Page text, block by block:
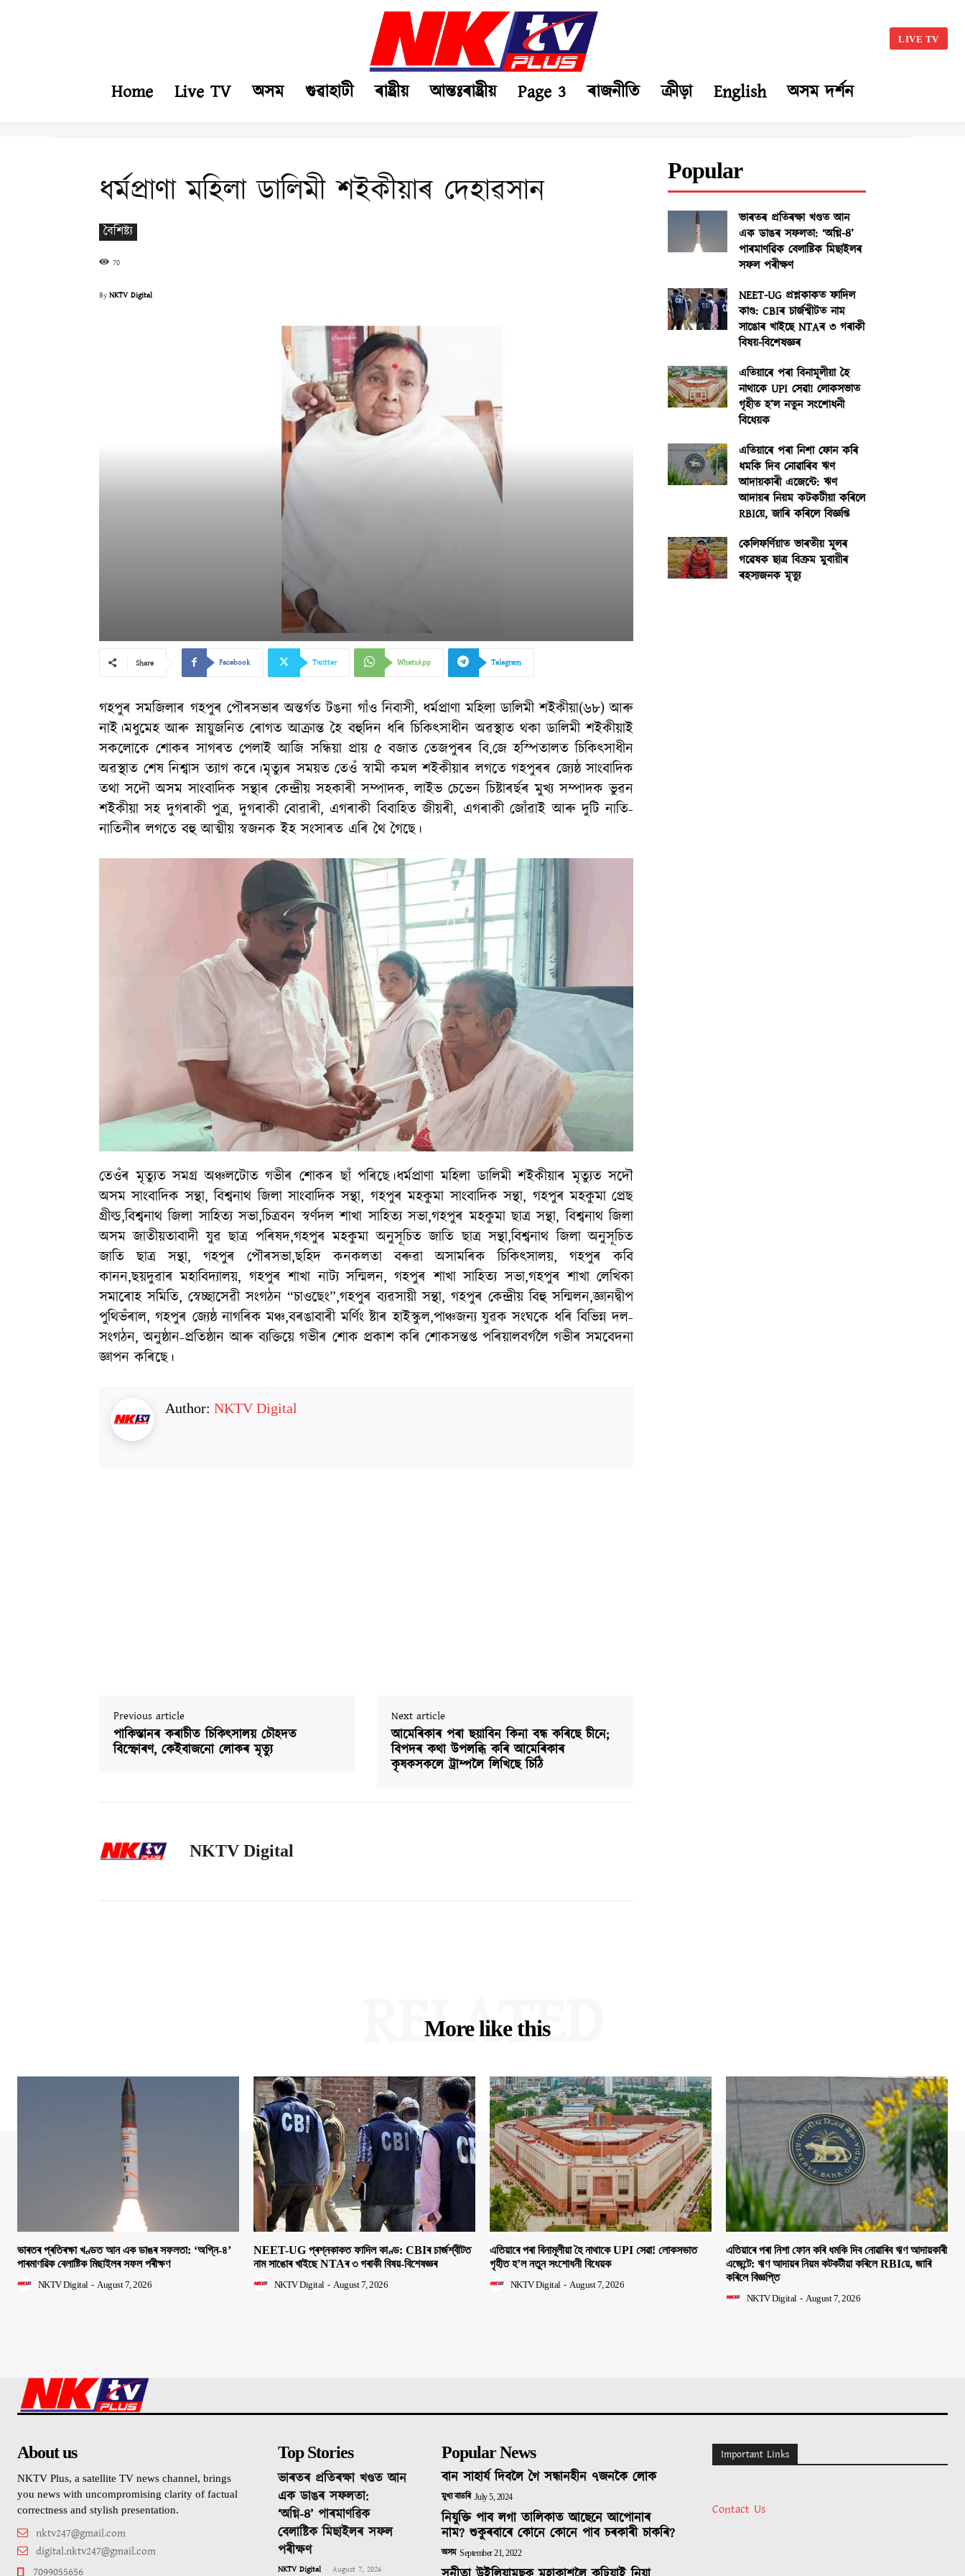
LIVE TV
Home Live TV অসম গুৱাহাটী ৰাষ্ট্ৰীয় আন্তঃৰাষ্ট্ৰীয় Page 3 ৰাজনীতি ক্ৰীড়া English অসম দৰ্শন
ধৰ্মপ্ৰাণা মহিলা ডালিমী শইকীয়াৰ দেহাৱসান
বৈশিষ্ট্য
70
ByNKTV Digital
Share Facebook Twitter WhatsApp Telegram
গহপুৰ সমজিলাৰ গহপুৰ পৌৰসভাৰ অন্তৰ্গত টঙনা গাঁও নিবাসী, ধৰ্মপ্ৰাণা মহিলা ডালিমী শইকীয়া(৬৮) আৰু
নাই।মধুমেহ আৰু স্নায়ুজনিত ৰোগত আক্ৰান্ত হৈ বহুদিন ধৰি চিকিৎসাধীন অৱস্থাত থকা ডালিমী শইকীয়াই
সকলোকে শোকৰ সাগৰত পেলাই আজি সন্ধিয়া প্ৰায় ৫ বজাত তেজপুৰৰ বি.জে হস্পিতালত চিকিৎসাধীন
অৱস্থাত শেষ নিশ্বাস ত্যাগ কৰে।মৃত্যুৰ সময়ত তেওঁ স্বামী কমল শইকীয়াৰ লগতে গহপুৰৰ জ্যেষ্ঠ সাংবাদিক
তথা সদৌ অসম সাংবাদিক সন্থাৰ কেন্দ্ৰীয় সহকাৰী সম্পাদক, লাইভ চেভেন চিষ্টাৰৰ্ছৰ মুখ্য সম্পাদক ভুৱন
শইকীয়া সহ দুগৰাকী পুত্ৰ, দুগৰাকী বোৱাৰী, এগৰাকী বিবাহিত জীয়ৰী, এগৰাকী জোঁৱাই আৰু দুটি নাতি-
নাতিনীৰ লগতে বহু আত্মীয় স্বজনক ইহ সংসাৰত এৰি থৈ গৈছে।
তেওঁৰ মৃত্যুত সমগ্ৰ অঞ্চলটোত গভীৰ শোকৰ ছাঁ পৰিছে।ধৰ্মপ্ৰাণা মহিলা ডালিমী শইকীয়াৰ মৃত্যুত সদৌ
অসম সাংবাদিক সন্থা, বিশ্বনাথ জিলা সাংবাদিক সন্থা, গহপুৰ মহকুমা সাংবাদিক সন্থা, গহপুৰ মহকুমা প্ৰেছ
গ্ৰীল্ড,বিশ্বনাথ জিলা সাহিত্য সভা,চিত্ৰবন স্বৰ্ণদল শাখা সাহিত্য সভা,গহপুৰ মহকুমা ছাত্র সন্থা, বিশ্বনাথ জিলা
অসম জাতীয়তাবাদী যুৱ ছাত্র পৰিষদ,গহপুৰ মহকুমা অনুসূচিত জাতি ছাত্র সন্থা,বিশ্বনাথ জিলা অনুসূচিত
জাতি ছাত্র সন্থা, গহপুৰ পৌৰসভা,ছহিদ কনকলতা বৰুৱা অসামৰিক চিকিৎসালয়, গহপুৰ কবি
কানন,ছয়দুৱাৰ মহাবিদ্যালয়, গহপুৰ শাখা নাট্য সন্মিলন, গহপুৰ শাখা সাহিত্য সভা,গহপুৰ শাখা লেখিকা
সমাৰোহ সমিতি, স্বেচ্ছাসেৱী সংগঠন “চাওছেং”,গহপুৰ ব্যৱসায়ী সন্থা, গহপুৰ কেন্দ্ৰীয় বিহু সন্মিলন,জ্ঞানদ্বীপ
পুথিভঁৰাল, গহপুৰ জ্যেষ্ঠ নাগৰিক মঞ্চ,বৰঙাবাৰী মৰ্ণিং ষ্টাৰ হাইস্কুল,পাঞ্চজন্য যুৱক সংঘকে ধৰি বিভিন্ন দল-
সংগঠন, অনুষ্ঠান-প্ৰতিষ্ঠান আৰু ব্যক্তিয়ে গভীৰ শোক প্ৰকাশ কৰি শোকসন্তপ্ত পৰিয়ালবৰ্গলৈ গভীৰ সমবেদনা
জ্ঞাপন কৰিছে।
Author: NKTV Digital
Previous article
পাকিস্তানৰ কৰাচীত চিকিৎসালয় চৌহদত
বিস্ফোৰণ, কেইবাজনো লোকৰ মৃত্যু
Next article
আমেৰিকাৰ পৰা ছয়াবিন কিনা বন্ধ কৰিছে চীনে;
বিপদৰ কথা উপলব্ধি কৰি আমেৰিকাৰ
কৃষকসকলে ট্ৰাম্পলৈ লিখিছে চিঠি
NKTV Digital
Popular
ভাৰতৰ প্ৰতিৰক্ষা খণ্ডত আন
এক ডাঙৰ সফলতা: ‘অগ্নি-৪’
পাৰমাণৱিক বেলাষ্টিক মিছাইলৰ
সফল পৰীক্ষণ
NEET-UG প্ৰশ্নকাকত ফাদিল
কাণ্ড: CBIৰ চাৰ্জশ্বীটত নাম
সাঙোৰ খাইছে NTAৰ ৩ গৰাকী
বিষয়-বিশেষজ্ঞৰ
এতিয়াৰে পৰা বিনামূলীয়া হৈ
নাথাকে UPI সেৱা! লোকসভাত
গৃহীত হ’ল নতুন সংশোধনী
বিধেয়ক
এতিয়াৰে পৰা নিশা ফোন কৰি
ধমকি দিব নোৱাৰিব ঋণ
আদায়কাৰী এজেন্টে: ঋণ
আদায়ৰ নিয়ম কটকটীয়া কৰিলে
RBIয়ে, জাৰি কৰিলে বিজ্ঞপ্তি
কেলিফৰ্ণিয়াত ভাৰতীয় মূলৰ
গৱেষক ছাত্ৰ বিক্ৰম মুবায়ীৰ
ৰহস্যজনক মৃত্যু
More like this
RELATED
ভাৰতৰ প্ৰতিৰক্ষা খণ্ডত আন এক ডাঙৰ সফলতা: ‘অগ্নি-৪’
পাৰমাণৱিক বেলাষ্টিক মিছাইলৰ সফল পৰীক্ষণ
NKTV Digital - August 7, 2026
NEET-UG প্ৰশ্নকাকত ফাদিল কাণ্ড: CBIৰ চাৰ্জশ্বীটত
নাম সাঙোৰ খাইছে NTAৰ ৩ গৰাকী বিষয়-বিশেষজ্ঞৰ
NKTV Digital - August 7, 2026
এতিয়াৰে পৰা বিনামূলীয়া হৈ নাথাকে UPI সেৱা! লোকসভাত
গৃহীত হ’ল নতুন সংশোধনী বিধেয়ক
NKTV Digital - August 7, 2026
এতিয়াৰে পৰা নিশা ফোন কৰি ধমকি দিব নোৱাৰিব ঋণ আদায়কাৰী
এজেন্টে: ঋণ আদায়ৰ নিয়ম কটকটীয়া কৰিলে RBIয়ে, জাৰি
কৰিলে বিজ্ঞপ্তি
NKTV Digital - August 7, 2026
About us
NKTV Plus, a satellite TV news channel, brings
you news with uncompromising clarity of factual
correctness and stylish presentation.
nktv247@gmail.com
digital.nktv247@gmail.com
7099055656
Top Stories
ভাৰতৰ প্ৰতিৰক্ষা খণ্ডত আন
এক ডাঙৰ সফলতা:
‘অগ্নি-৪’ পাৰমাণৱিক
বেলাষ্টিক মিছাইলৰ সফল
পৰীক্ষণ
NKTV Digital - August 7, 2026
Popular News
বান সাহাৰ্য দিবলৈ গৈ সন্ধানহীন ৭জনকৈ লোক
মুখ্য বাতৰি July 5, 2024
নিযুক্তি পাব লগা তালিকাত আছেনে আপোনাৰ
নাম? শুকুৰবাৰে কোনে কোনে পাব চৰকাৰী চাকৰি?
অসম September 21, 2022
Important Links
Contact Us